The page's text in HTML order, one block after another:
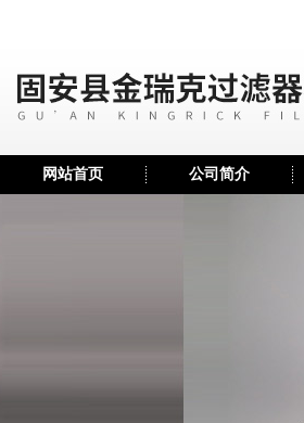
网站首页 公司简介